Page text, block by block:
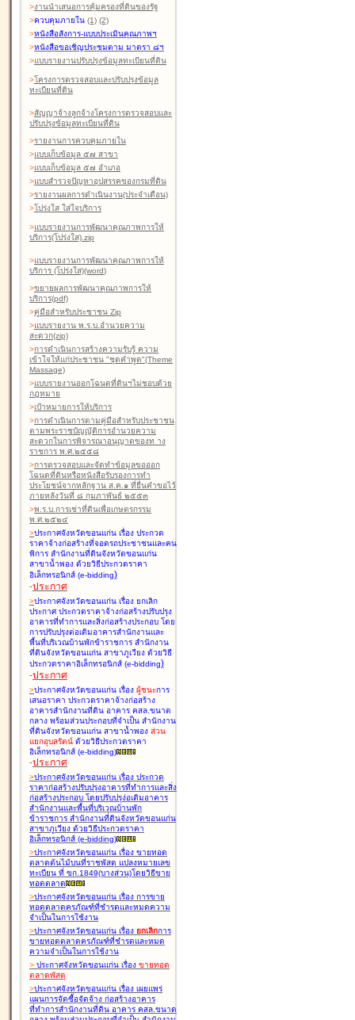
>งานนำเสนอการคุ้มครองที่ดินของรัฐ
>ควบคุมภายใน (1) (2)
>หนังสือสังการ-แบบประเมินคุณภาพฯ
>หนังสือขอเชิญประชุมตาม มาตรา ๘ฯ
>แบบรายงานปรับปรุงข้อมูลทะเบียนที่ดิน
>โครงการตรวจสอบและปรับปรุงข้อมูล
ทะเบียนที่ดิน
>สัญญาจ้างลูกจ้างโครงการตรวจสอบและ
ปรับปรุงข้อมูลทะเบียนที่ดิน
>รายงานการควบคุมภายใน
>แบบเก็บข้อมูล ๕๗ สาขา
>แบบเก็บข้อมูล ๕๗ อำเภอ
>แบบสำรวจปัญหาอุปสรรคของกรมที่ดิน
>รายงานผลการดำเนินงาน(ประจำเดือน)
>โปร่งใส ใส่ใจบริการ
>แบบรายงานการพัฒนาคุณภาพการให้
บริการ(โปร่งใส).zip
>แบบรายงานการพัฒนาคุณภาพการให้
บริการ (โปร่งใส)(word)
>ขยายผลการพัฒนาคุณภาพการให้
บริการ(pdf)
>คู่มือสำหรับประชาชน Zip
>แบบรายงาน พ.ร.บ.อำนวยความ
สะดวก(zip)
>การดำเนินการสร้างความรับรู้ ความ
เข้าใจให้แก่ประชาชน "ชุดคำพูด"(Theme
Massage)
>แบบรายงานออกโฉนดที่ดินฯไม่ชอบด้วย
กฎหมาย
>เป้าหมายการให้บริการ
>การดำเนินการตามคู่มือสำหรับประชาชน
ตามพระราชบัญญัติการอำนวยความ
สะดวกในการพิจารณาอนุญาตของท าง
ราชการ พ.ศ.๒๕๕๘
>การตรวจสอบและจัดทำข้อมูลขอออก
โฉนดที่ดินหรือหนังสือรับรองการทำ
ประโยชน์จากหลักฐาน ส.ค.๑ ที่ยื่นคำขอไว้
ภายหลังวันที่ ๘ กุมภาพันธ์ ๒๕๕๓
>พ.ร.บ.การเช่าที่ดินเพื่อเกษตรกรรม
พ.ศ.๒๕๒๔
>ประกาศจังหวัดขอนแก่น เรื่อง ประกวด
ราคาจ้างก่อสร้างที่จอดรถประชาชนและคน
พิการ สำนักงานที่ดินจังหวัดขอนแก่น
สาขาน้ำพอง ด้วยวิธีประกวดราคา
อิเล็กทรอนิกส์ (e-bidding)
-ประกาศ
>ประกาศจังหวัดขอนแก่น เรื่อง ยกเลิก
ประกาศ ประกวดราคาจ้างก่อสร้างปรับปรุง
อาคารที่ทำการและสิ่งก่อสร้างประกอบ โดย
การปรับปรุงต่อเติมอาคารสำนักงานและ
พื้นที่บริเวณบ้านพักข้าราชการ สำนักงาน
ที่ดินจังหวัดขอนแก่น สาขาภูเวียง ด้วยวิธี
ประกวดราคาอิเล็กทรอนิกส์ (e-bidding)
-ประกาศ
>ประกาศจังหวัดขอนแก่น เรื่อง ผู้ชนะการ
เสนอราคา ประกวดราคาจ้างก่อสร้าง
อาคารสำนักงานที่ดิน อาคาร คสล.ขนาด
กลาง พร้อมส่วนประกอบที่จำเป็น สำนักงาน
ที่ดินจังหวัดขอนแก่น สาขาน้ำพอง ส่วน
แยกอุบลรัตน์ ด้วยวิธีประกวดราคา
อิเล็กทรอนิกส์ (e-bidding)
-ประกาศ
>ประกาศจังหวัดขอนแก่น เรื่อง ประกวด
ราคาก่อสร้างปรับปรุงอาคารที่ทำการและสิ่ง
ก่อสร้างประกอบ โดยปรับปรุง่อเติมอาคาร
สำนักงานและพื้นที่บริเวณบ้านพัก
ข้าราชการ สำนักงานที่ดินจังหวัดขอนแก่น
สาขาภูเวียง ด้วยวิธีประกวดราคา
อิเล็กทรอนิกส์ (e-bidding)
>ประกาศจังหวัดขอนแก่น เรื่อง ขายทอด
ตลาดต้นไม้บนที่ราชพัสดุ แปลงหมายเลข
ทะเบียน ที่ ขก.1849(บางส่วน)โดยวิธีขาย
ทอดตลาด
>ประกาศจังหวัดขอนแก่น เรื่อง การขาย
ทอดตลาดครุภัณฑ์ที่ชำรุดและหมดความ
จำเป็นในการใช้งาน
>ประกาศจังหวัดขอนแก่น เรื่อง ยกเลิกการ
ขายทอดตลาดครุภัณฑ์ที่ชำรุดและหมด
ความจำเป็นในการใช้งาน
> ประกาศจังหวัดขอนแก่น เรื่อง ขายทอด
ตลาดพัสดุ
>ประกาศจังหวัดขอนแก่น เรื่อง เผยแพร่
แผนการจัดซื้อจัดจ้าง ก่อสร้างอาคาร
ที่ทำการสำนักงานที่ดิน อาคาร คสล.ขนาด